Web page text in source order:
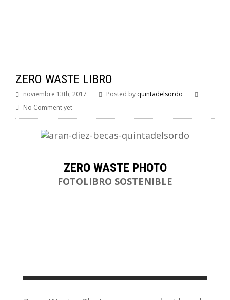
ZERO WASTE LIBRO
noviembre 13th, 2017 Posted by quintadelsordo
No Comment yet
ZERO WASTE PHOTO
FOTOLIBRO SOSTENIBLE